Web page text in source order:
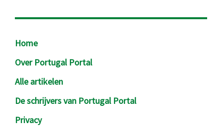
Footer
Home
Over Portugal Portal
Alle artikelen
De schrijvers van Portugal Portal
Privacy